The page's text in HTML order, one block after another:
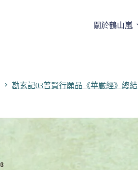
關於鶴山嵐
勘玄記03普賢行願品《華嚴經》總結